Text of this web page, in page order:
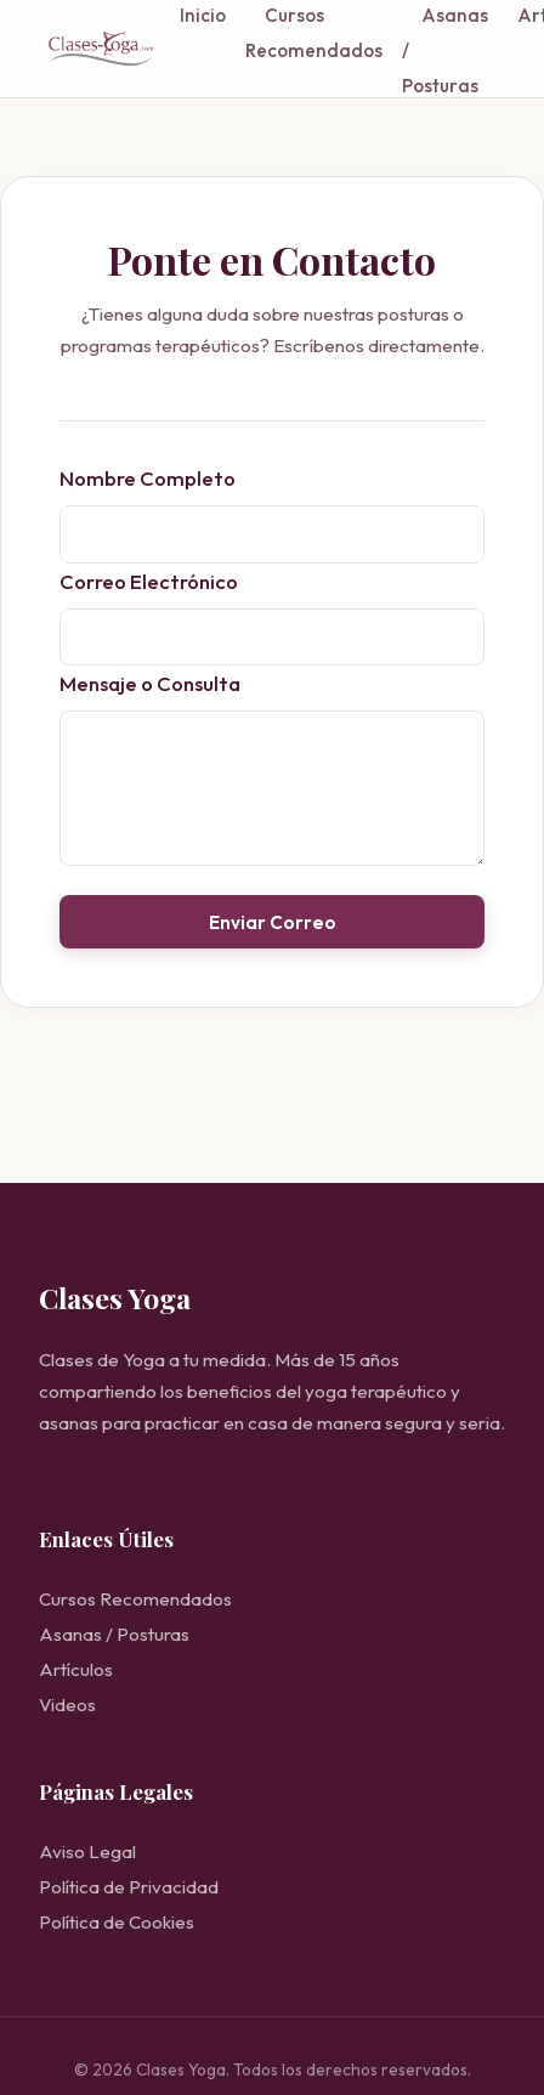
Inicio
Cursos
Recomendados
Asanas
/
Posturas
Ponte en Contacto
¿Tienes alguna duda sobre nuestras posturas o
programas terapéuticos? Escríbenos directamente.
Nombre Completo
Correo Electrónico
Mensaje o Consulta
Enviar Correo
Clases Yoga
Clases de Yoga a tu medida. Más de 15 años
compartiendo los beneficios del yoga terapéutico y
asanas para practicar en casa de manera segura y seria.
Enlaces Útiles
Cursos Recomendados
Asanas / Posturas
Artículos
Videos
Páginas Legales
Aviso Legal
Política de Privacidad
Política de Cookies
© 2026 Clases Yoga. Todos los derechos reservados.